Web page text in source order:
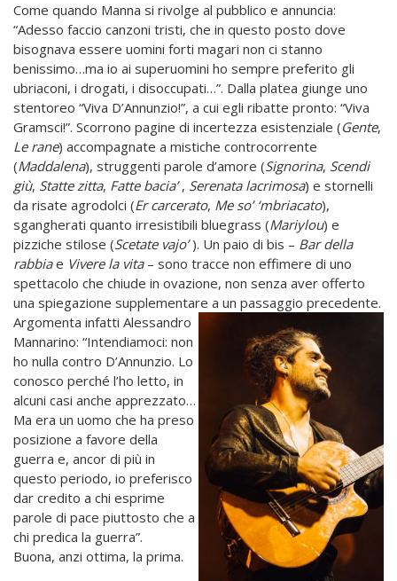
Come quando Manna si rivolge al pubblico e annuncia:
“Adesso faccio canzoni tristi, che in questo posto dove
bisognava essere uomini forti magari non ci stanno
benissimo…ma io ai superuomini ho sempre preferito gli
ubriaconi, i drogati, i disoccupati…”. Dalla platea giunge uno
stentoreo “Viva D’Annunzio!”, a cui egli ribatte pronto: “Viva
Gramsci!”. Scorrono pagine di incertezza esistenziale (Gente,
Le rane) accompagnate a mistiche controcorrente
(Maddalena), struggenti parole d’amore (Signorina, Scendi
giù, Statte zitta, Fatte bacia’, Serenata lacrimosa) e stornelli
da risate agrodolci (Er carcerato, Me so’ ‘mbriacato),
sgangherati quanto irresistibili bluegrass (Mariylou) e
pizziche stilose (Scetate vajo’). Un paio di bis – Bar della
rabbiae Vivere la vita– sono tracce non effimere di uno
spettacolo che chiude in ovazione, non senza aver offerto
una spiegazione supplementare a un passaggio precedente.
Argomenta infatti Alessandro
Mannarino: “Intendiamoci: non
ho nulla contro D’Annunzio. Lo
conosco perché l’ho letto, in
alcuni casi anche apprezzato…
Ma era un uomo che ha preso
posizione a favore della
guerra e, ancor di più in
questo periodo, io preferisco
dar credito a chi esprime
parole di pace piuttosto che a
chi predica la guerra”.
Buona, anzi ottima, la prima.